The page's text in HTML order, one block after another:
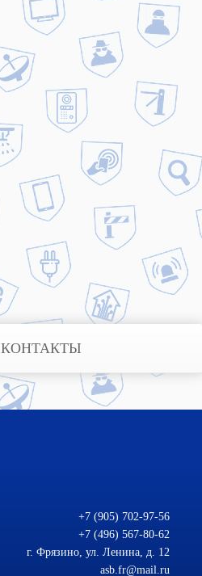
КОНТАКТЫ
+7 (905) 702-97-56
+7 (496) 567-80-62
г. Фрязино, ул. Ленина, д. 12
asb.fr@mail.ru